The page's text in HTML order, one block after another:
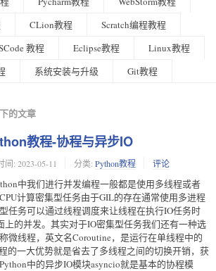
CLion教程
Scratch编程教程
教程 Eclipse教程
Linux教程
系统安装与升级 Git教程
的文章
教程-协程与异步IO
间: 2023-05-11 分类: Python教程 评论
中我们进行并发编程一般都是使用多线程或者
计算密集型任务由于GIL的存在通常使用多进程
任务可以通过线程调度来让线程在执行IO任务时
上的并发。其实对于IO密集型任务我们还有一种选
微线程，英文名Coroutine，是运行在单线程中的
的一大优势就是省去了多线程之间的切换开销，获
中的异步IO模块asyncio就是基本的协程模